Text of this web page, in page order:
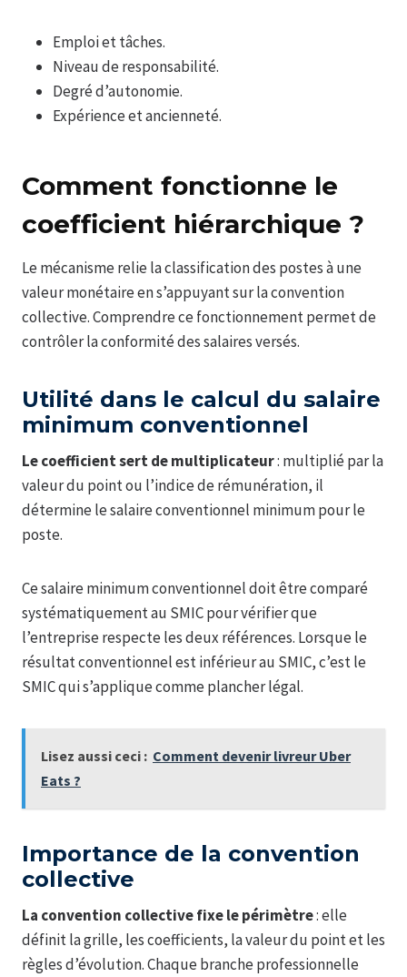
Emploi et tâches.
Niveau de responsabilité.
Degré d’autonomie.
Expérience et ancienneté.
Comment fonctionne le
coefficient hiérarchique ?
Le mécanisme relie la classification des postes à une
valeur monétaire en s’appuyant sur la convention
collective. Comprendre ce fonctionnement permet de
contrôler la conformité des salaires versés.
Utilité dans le calcul du salaire
minimum conventionnel
Le coefficient sert de multiplicateur: multiplié par la
valeur du point ou l’indice de rémunération, il
détermine le salaire conventionnel minimum pour le
poste.
Ce salaire minimum conventionnel doit être comparé
systématiquement au SMIC pour vérifier que
l’entreprise respecte les deux références. Lorsque le
résultat conventionnel est inférieur au SMIC, c’est le
SMIC qui s’applique comme plancher légal.
Lisez aussi ceci : Comment devenir livreur Uber
Eats ?
Importance de la convention
collective
La convention collective fixe le périmètre: elle
définit la grille, les coefficients, la valeur du point et les
règles d’évolution. Chaque branche professionnelle